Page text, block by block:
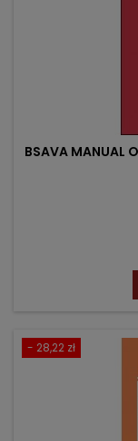
BSAVA MANUAL
- 28,22 zł